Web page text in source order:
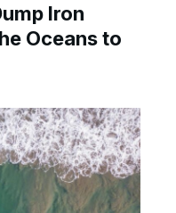
Iron
Oceans to